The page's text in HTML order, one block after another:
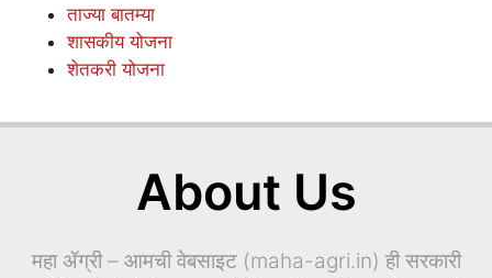
ताज्या बातम्या
शासकीय योजना
शेतकरी योजना
About Us
महा ॲग्री – आमची वेबसाइट (maha-agri.in) ही सरकारी